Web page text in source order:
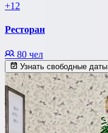
+12
Ресторан
80 чел
Узнать свободные даты